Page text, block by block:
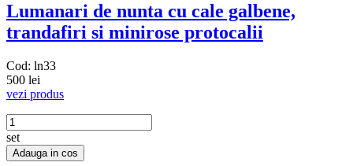
Lumanari de nunta cu cale galbene,
trandafiri si minirose protocalii
Cod: ln33
500 lei
vezi produs
set